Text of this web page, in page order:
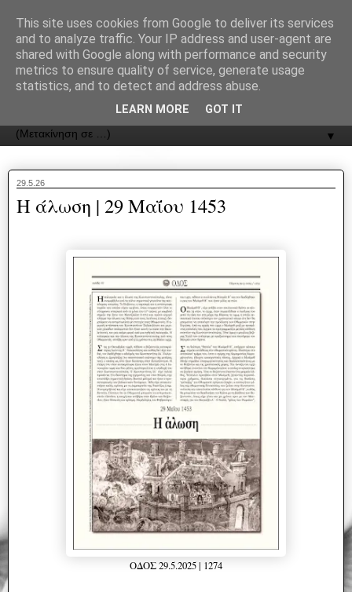
ΟΔΟΣ
▼
29.5.26
Η άλωση | 29 Μαΐου 1453
ΟΔΟΣ 29.5.2025 | 1274
This site uses cookies from Google to deliver its services
and to analyze traffic. Your IP address and user-agent are
shared with Google along with performance and security
metrics to ensure quality of service, generate usage
statistics, and to detect and address abuse.
LEARN MORE GOT IT